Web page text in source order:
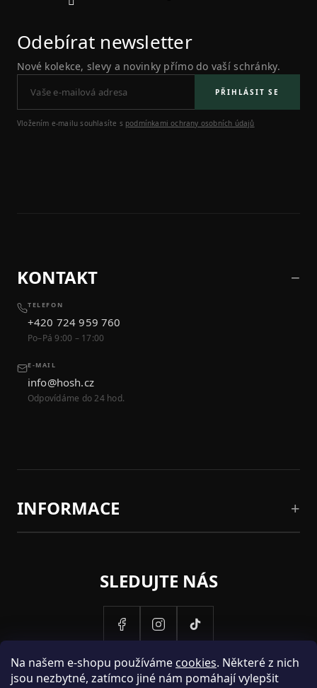
Na našem e-shopu používáme cookies. Některé z nich
jsou nezbytné, zatímco jiné nám pomáhají vylepšit
Odebírat newsletter
Nové kolekce, slevy a novinky přímo do vaší schránky.
PŘIHLÁSIT SE
Vložením e-mailu souhlasíte s podmínkami ochrany osobních údajů
KONTAKT
TELEFON
+420 724 959 760
Po–Pá 9:00 – 17:00
E-MAIL
info@hosh.cz
Odpovídáme do 24 hod.
INFORMACE
SLEDUJTE NÁS